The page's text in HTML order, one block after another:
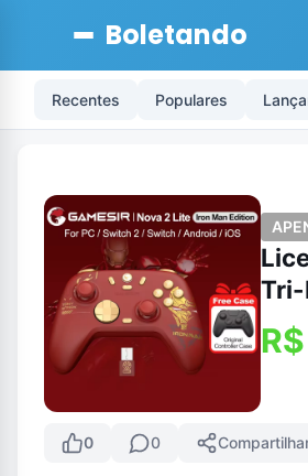
Boletando
Recentes Populares
Tri-
0 0